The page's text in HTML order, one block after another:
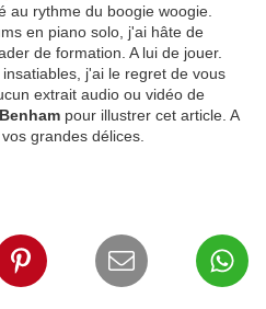
au rythme du boogie woogie.
en piano solo, j'ai hâte de
de formation. A lui de jouer.
j'ai le regret de vous
extrait audio ou vidéo de
pour illustrer cet article. A
grandes délices.